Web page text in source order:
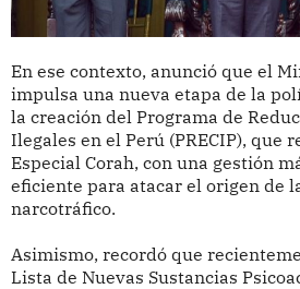
En ese contexto, anunció que el
impulsa una nueva etapa de la
la creación del Programa de
Ilegales en el Perú (PRECIP), que
Especial Corah, con una gestión
eficiente para atacar el origen de
narcotráfico.
Asimismo, recordó que
Lista de Nuevas Sustancias